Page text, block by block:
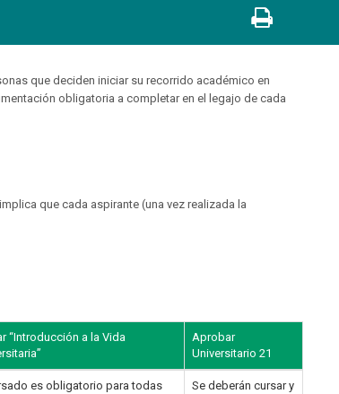
que deciden iniciar su recorrido académico en
obligatoria a completar en el legajo de cada
que cada aspirante (una vez realizada la
“Introducción a la Vida
Aprobar
Universitario 21
es obligatorio para todas
Se deberán cursar y